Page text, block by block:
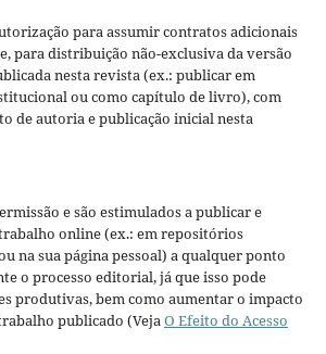
para assumir contratos adicionais
para distribuição não-exclusiva da versão
nesta revista (ex.: publicar em
ou como capítulo de livro), com
de autoria e publicação inicial nesta
e são estimulados a publicar e
online (ex.: em repositórios
na sua página pessoal) a qualquer ponto
o processo editorial, já que isso pode
produtivas, bem como aumentar o impacto
publicado (VejaO Efeito do Acesso